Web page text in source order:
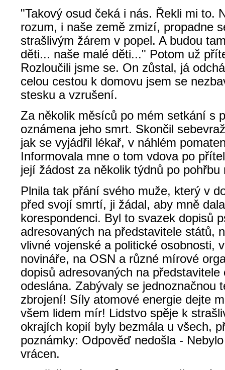
"Takový osud čeká i nás. Řekli mi to.
rozum, i naše země zmizí, propadne
strašlivým žárem v popel. A budou
děti... naše malé děti..." Potom už
Rozloučili jsme se. On zůstal, já
celou cestou k domovu jsem se
stesku a vzrušení.
Za několik měsíců po mém setkání s
oznámena jeho smrt. Skončil
jak se vyjádřil lékař, v náhlém
Informovala mne o tom vdova po
její žádost za několik týdnů po pohřbu
Plnila tak přání svého muže, který v
před svojí smrtí, ji žádal, aby mně
korespondenci. Byl to svazek dopisů
adresovaných na představitele států,
vlivné vojenské a politické osobnosti,
novináře, na OSN a různé mírové
dopisů adresovaných na
odeslána. Zabývaly se jednoznačnou
zbrojení! Síly atomové energie dejte
všem lidem mír! Lidstvo spěje k
okrajích kopií byly bezmála u všech,
poznámky: Odpověď nedošla -
vrácen.